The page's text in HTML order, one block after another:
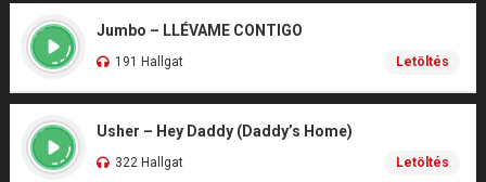
Jumbo – LLÉVAME CONTIGO
191 Hallgat Letöltés
Usher – Hey Daddy (Daddy’s Home)
322 Hallgat Letöltés